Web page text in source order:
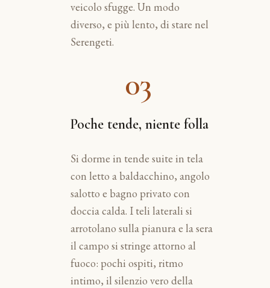
veicolo sfugge. Un modo
diverso, e più lento, di stare nel
Serengeti.
03
Poche tende, niente folla
Si dorme in tende suite in tela
con letto a baldacchino, angolo
salotto e bagno privato con
doccia calda. I teli laterali si
arrotolano sulla pianura e la sera
il campo si stringe attorno al
fuoco: pochi ospiti, ritmo
intimo, il silenzio vero della